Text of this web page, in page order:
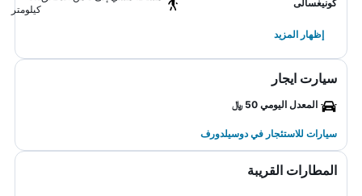
كونيغسالى
كيلومتر
إظهار المزيد
سيارت ايجار
المعدل اليومي 50 ﷼
سيارات للاستئجار في دوسيلدورف
المطارات القريبة